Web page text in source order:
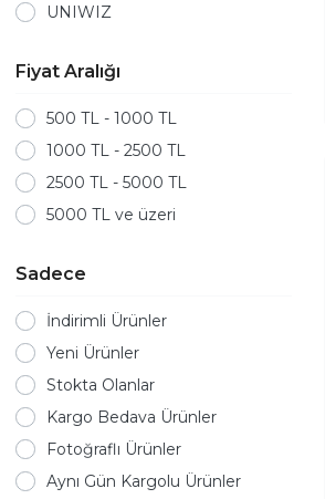
UNIWIZ
Fiyat Aralığı
500 TL - 1000 TL
1000 TL - 2500 TL
2500 TL - 5000 TL
5000 TL ve üzeri
Sadece
İndirimli Ürünler
Yeni Ürünler
Stokta Olanlar
Kargo Bedava Ürünler
Fotoğraflı Ürünler
Aynı Gün Kargolu Ürünler